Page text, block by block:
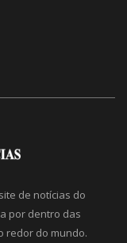
de notícias do
por dentro das
redor do mundo.